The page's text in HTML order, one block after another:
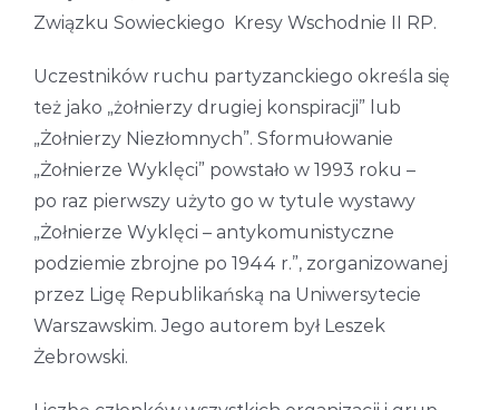
Związku Sowieckiego Kresy Wschodnie II RP.
Uczestników ruchu partyzanckiego określa się
też jako „żołnierzy drugiej konspiracji” lub
„Żołnierzy Niezłomnych”. Sformułowanie
„Żołnierze Wyklęci” powstało w 1993 roku –
po raz pierwszy użyto go w tytule wystawy
„Żołnierze Wyklęci – antykomunistyczne
podziemie zbrojne po 1944 r.”, zorganizowanej
przez Ligę Republikańską na Uniwersytecie
Warszawskim. Jego autorem był Leszek
Żebrowski.